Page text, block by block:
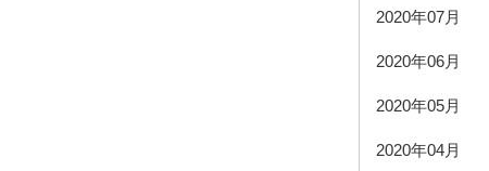
2020年07月
2020年06月
2020年05月
2020年04月